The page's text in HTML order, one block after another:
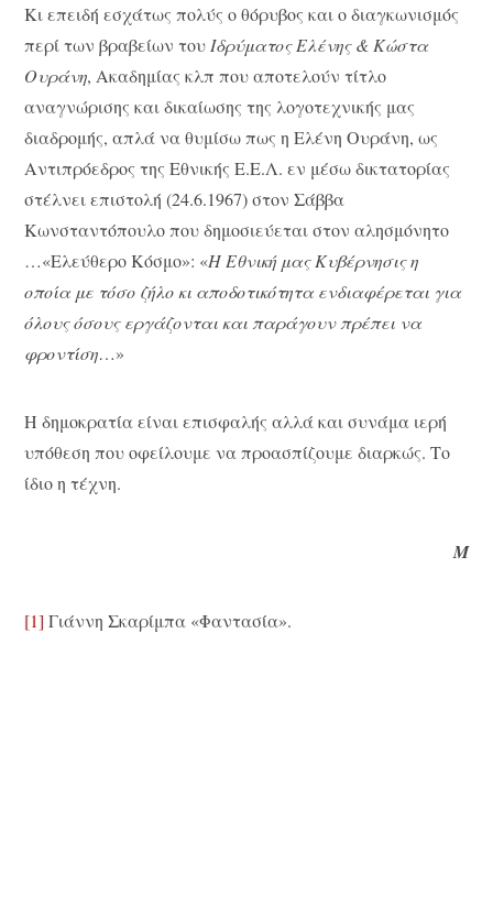
Κι επειδή εσχάτως πολύς ο θόρυβος και ο διαγκωνισμός
περί των βραβείων του Ιδρύματος Ελένης & Κώστα
Ουράνη, Ακαδημίας κλπ που αποτελούν τίτλο
αναγνώρισης και δικαίωσης της λογοτεχνικής μας
διαδρομής, απλά να θυμίσω πως η Ελένη Ουράνη, ως
Αντιπρόεδρος της Εθνικής Ε.Ε.Λ. εν μέσω δικτατορίας
στέλνει επιστολή (24.6.1967) στον Σάββα
Κωνσταντόπουλο που δημοσιεύεται στον αλησμόνητο
…«Ελεύθερο Κόσμο»: «Η Εθνική μας Κυβέρνησις η
οποία με τόσο ζήλο κι αποδοτικότητα ενδιαφέρεται για
όλους όσους εργάζονται και παράγουν πρέπει να
φροντίση…»
Η δημοκρατία είναι επισφαλής αλλά και συνάμα ιερή
υπόθεση που οφείλουμε να προασπίζουμε διαρκώς. Το
ίδιο η τέχνη.
Μ
[1] Γιάννη Σκαρίμπα «Φαντασία».